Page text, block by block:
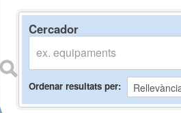
Cercador
Ordenar resultats per